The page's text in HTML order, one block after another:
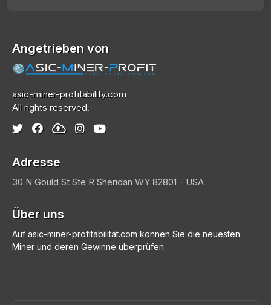
Angetrieben von
asic-miner-profitability.com
All rights reserved.
Adresse
30 N Gould St Ste R Sheridan WY 82801 - USA
Über uns
Auf asic-miner-profitabilität.com können Sie die neuesten
Miner und deren Gewinne überprüfen.